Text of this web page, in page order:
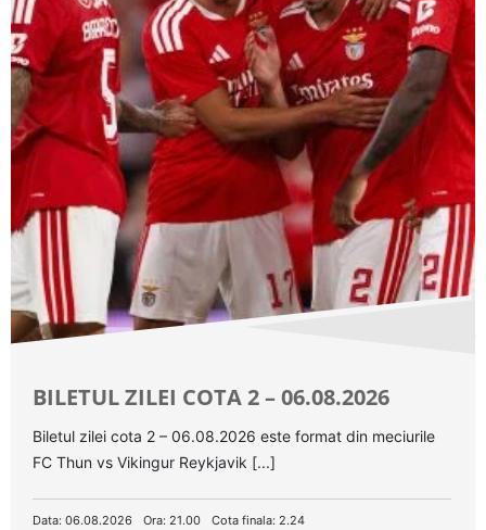
BILETUL ZILEI COTA 2 – 06.08.2026
Biletul zilei cota 2 – 06.08.2026 este format din meciurile
FC Thun vs Vikingur Reykjavik [...]
Data: 06.08.2026 Ora: 21.00 Cota finala: 2.24